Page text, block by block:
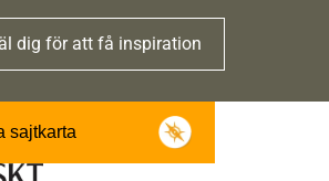
dig för att få inspiration
sajtkarta